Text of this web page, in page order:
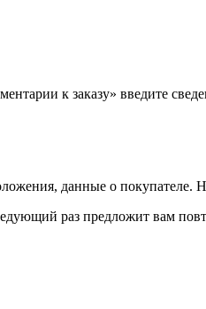
к заказу» введите
данные о покупателе.
раз предложит вам